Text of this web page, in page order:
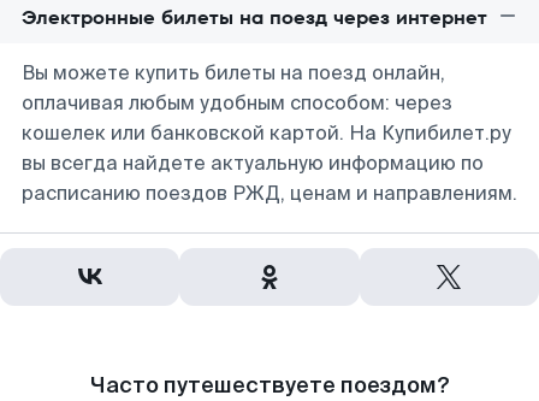
Электронные билеты на поезд через интернет
Вы можете купить билеты на поезд онлайн,
оплачивая любым удобным способом: через
кошелек или банковской картой. На Купибилет.ру
вы всегда найдете актуальную информацию по
расписанию поездов РЖД, ценам и направлениям.
Часто путешествуете поездом?